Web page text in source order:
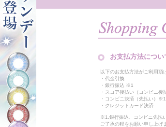
お支払方法につい
以下のお支払方法がご利用頂
・代金引換
・銀行振込 ※1
・スコア後払い（コンビニ
・コンビニ決済（先払い）※1
・クレジットカード決済
※1.銀行振込、コンビニ先払
ご了承の程をお願い申し上げ